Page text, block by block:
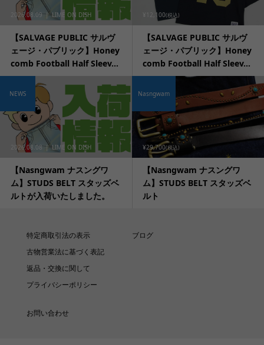
2026.08.09 LIME ON DISH
【SALVAGE PUBLIC サルヴ
ェージ・パブリック】Honey
comb Football Half Sleev...
¥12,100(税込)
【SALVAGE PUBLIC サルヴ
ェージ・パブリック】Honey
comb Football Half Sleev...
2026.08.08 LIME ON DISH
【Nasngwam ナスングワ
ム】STUDS BELT スタッズベ
ルトが入荷いたしました。
NEWS
¥29,700(税込)
【Nasngwam ナスングワ
ム】STUDS BELT スタッズベ
ルト
Nasngwam
特定商取引法の表示
古物営業法に基づく表記
返品・交換に関して
プライバシーポリシー
ブログ
お問い合わせ